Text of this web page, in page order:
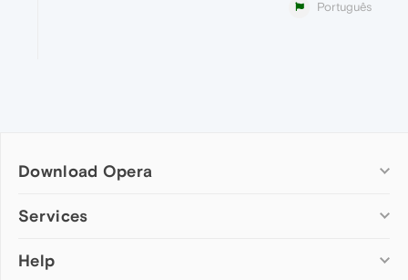
Português
Download Opera
Computer browsers
Opera for Mac
Services
Add-ons
Help